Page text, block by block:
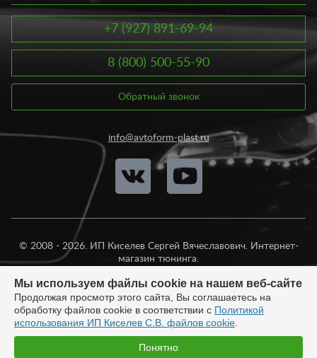
+7 (927) 891-69-94
8 (800) 500-55-90
Обратный звонок
info@avtoform-plast.ru
© 2008 - 2026. ИП Киселев Сергей Вячеславович. Интернет-
магазин тюнинга.
Разработка:
Мы используем файлы cookie на нашем веб-сайте
Продолжая просмотр этого сайта, Вы соглашаетесь на
обработку файлов cookie в соответствии с Политикой
использования ИП Киселев С.В. файлов cookie
Понятно